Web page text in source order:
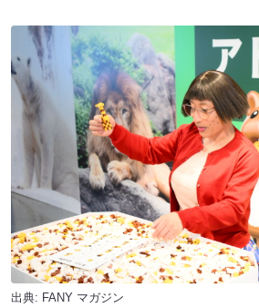
出典: FANY マガジン